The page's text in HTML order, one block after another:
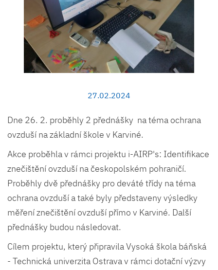
27.02.2024
Dne 26. 2. proběhly 2 přednášky na téma ochrana
ovzduší na základní škole v Karviné.
Akce proběhla v rámci projektu i-AIRP's: Identifikace
znečištění ovzduší na českopolském pohraničí.
Proběhly dvě přednášky pro deváté třídy na téma
ochrana ovzduší a také byly představeny výsledky
měření znečištění ovzduší přímo v Karviné. Další
přednášky budou následovat.
Cílem projektu, který připravila Vysoká škola báňská
- Technická univerzita Ostrava v rámci dotační výzvy